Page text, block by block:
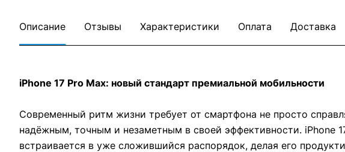
Описание Отзывы Характеристики Оплата Доставка
iPhone 17 Pro Max: новый стандарт премиальной мобильности
Современный ритм жизни требует от смартфона не просто
надёжным, точным и незаметным в своей эффективности. iPhone
встраивается в уже сложившийся распорядок, делая его